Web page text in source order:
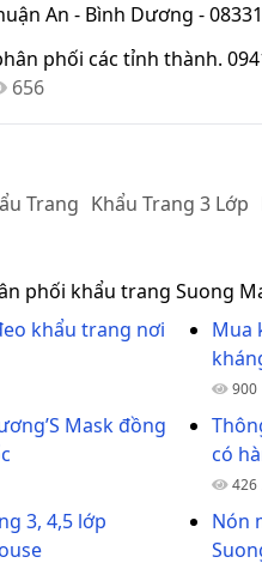
An - Bình Dương -
phối các tỉnh thành.
656
Trang Khẩu Trang 3 Lớp
phối khẩu trang Suong
khẩu trang nơi
Mask đồng
3, 4,5 lớp
Mua
900
có
426
Nón